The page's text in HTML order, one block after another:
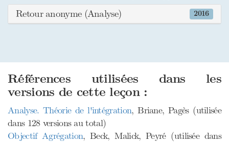
2016
Retour anonyme (Analyse)
Références utilisées dans les
versions de cette leçon :
Analyse. Théorie de l'intégration, Briane, Pagès (utilisée
dans 128 versions au total)
Objectif Agrégation, Beck, Malick, Peyré (utilisée dans